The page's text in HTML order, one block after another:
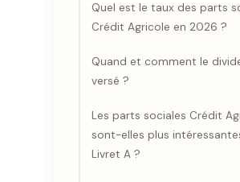
Quel est le taux des parts
Crédit Agricole en 2026 ?
Quand et comment le
versé ?
Les parts sociales Crédit
sont-elles plus
Livret A ?